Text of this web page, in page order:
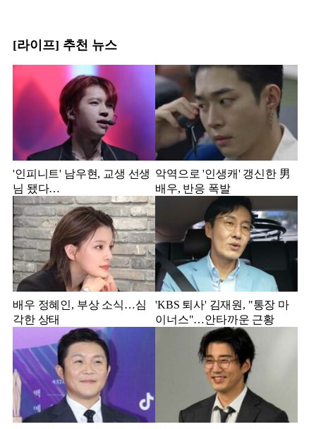
[라이프] 추천 뉴스
'인피니트' 남우현, 교생 선생
님 됐다…
악역으로 '인생캐' 갱신한 男
배우, 반응 폭발
배우 정혜인, 부상 소식…심
각한 상태
'KBS 퇴사' 김재원, "통장 마
이너스"…안타까운 근황